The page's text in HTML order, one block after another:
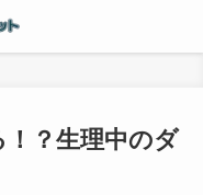
？生理中のダ